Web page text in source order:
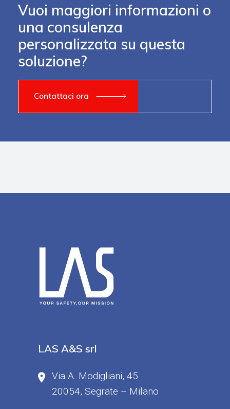
Vuoi maggiori informazioni o
una consulenza
personalizzata su questa
soluzione?
Contattaci ora
LAS A&S srl
Via A. Modigliani, 45
20054, Segrate – Milano